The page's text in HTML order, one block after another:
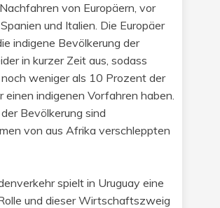
von Europäern, vor
und Italien. Die Europäer
indigene Bevölkerung der
in kurzer Zeit aus, sodass
weniger als 10 Prozent der
einen indigenen Vorfahren haben.
Bevölkerung sind
von aus Afrika verschleppten
spielt in Uruguay eine
und dieser Wirtschaftszweig